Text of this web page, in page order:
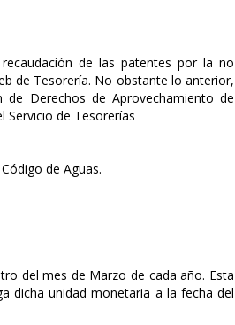
de las patentes por la no
de Tesorería. No obstante lo anterior,
Derechos de Aprovechamiento de
Servicio de Tesorerías
de Aguas.
del mes de Marzo de cada año. Esta
dicha unidad monetaria a la fecha del